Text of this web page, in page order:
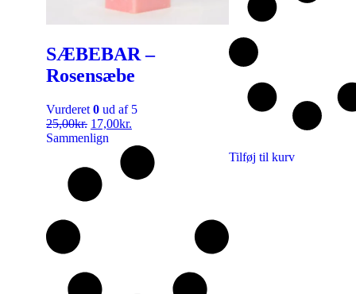
SÆBEBAR –
Rosensæbe
Vurderet 0 ud af 5
25,00kr. 17,00kr.
Sammenlign
Tilføj til kurv